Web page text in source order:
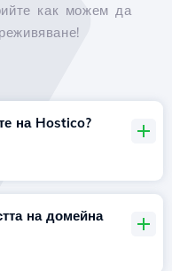
как можем да
на Hostico?
на домейна